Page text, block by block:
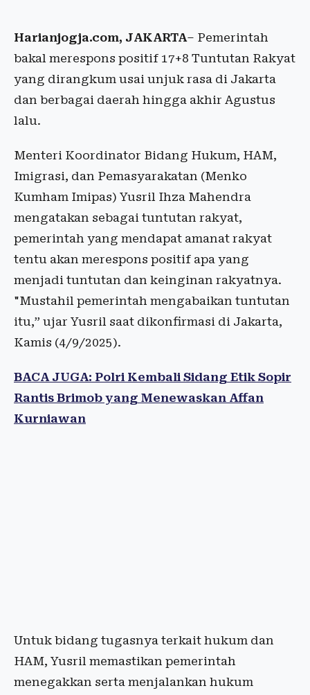
Harianjogja.com, JAKARTA– Pemerintah
bakal merespons positif 17+8 Tuntutan Rakyat
yang dirangkum usai unjuk rasa di Jakarta
dan berbagai daerah hingga akhir Agustus
lalu.
Menteri Koordinator Bidang Hukum, HAM,
Imigrasi, dan Pemasyarakatan (Menko
Kumham Imipas) Yusril Ihza Mahendra
mengatakan sebagai tuntutan rakyat,
pemerintah yang mendapat amanat rakyat
tentu akan merespons positif apa yang
menjadi tuntutan dan keinginan rakyatnya.
"Mustahil pemerintah mengabaikan tuntutan
itu,” ujar Yusril saat dikonfirmasi di Jakarta,
Kamis (4/9/2025).
BACA JUGA: Polri Kembali Sidang Etik Sopir
Rantis Brimob yang Menewaskan Affan
Kurniawan
Untuk bidang tugasnya terkait hukum dan
HAM, Yusril memastikan pemerintah
menegakkan serta menjalankan hukum